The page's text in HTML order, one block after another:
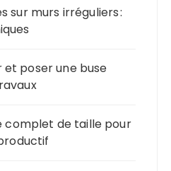
sur murs irréguliers :
poser une buse
complet de taille pour